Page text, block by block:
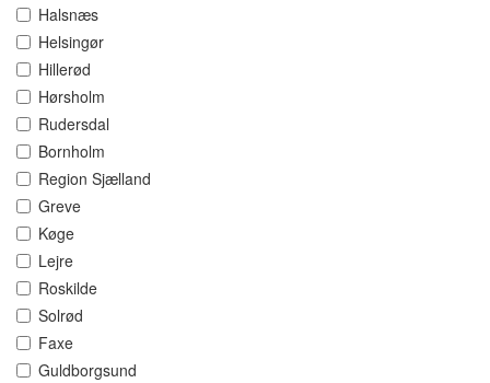
Halsnæs
Helsingør
Hillerød
Hørsholm
Rudersdal
Bornholm
Region Sjælland
Greve
Køge
Lejre
Roskilde
Solrød
Faxe
Guldborgsund